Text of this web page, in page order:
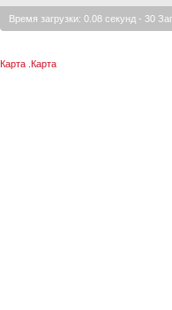
Время загрузки: 0.08 секунд - 30
Карта Карта